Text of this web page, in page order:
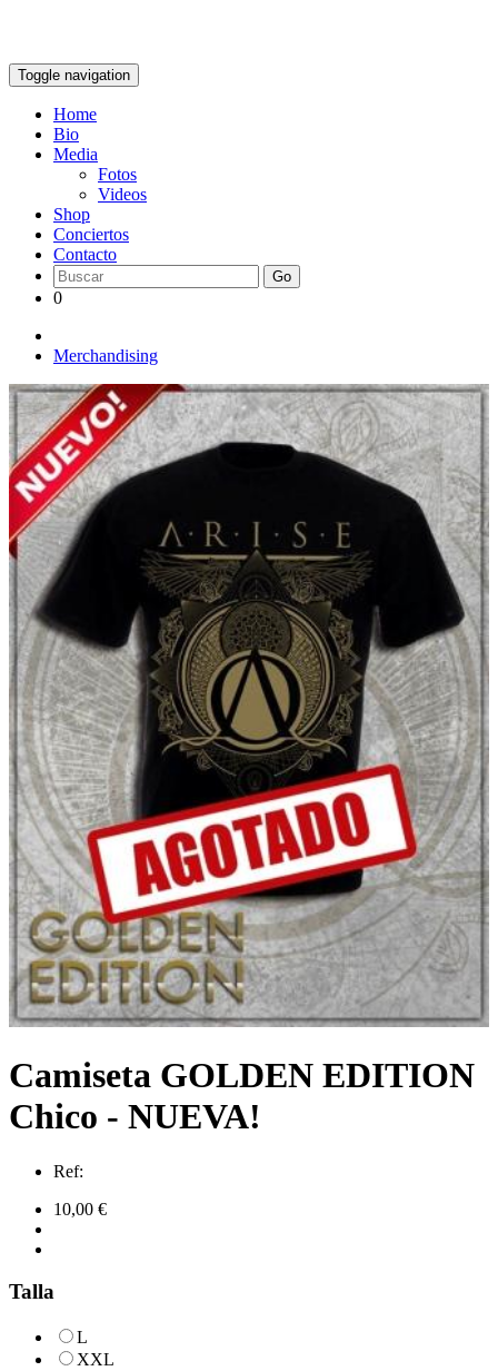
Toggle navigation
Home
Bio
Media
Fotos
Videos
Shop
Conciertos
Contacto
Go
0
Merchandising
Camiseta GOLDEN EDITION
Chico - NUEVA!
Ref:
10,00 €
Talla
L
XXL